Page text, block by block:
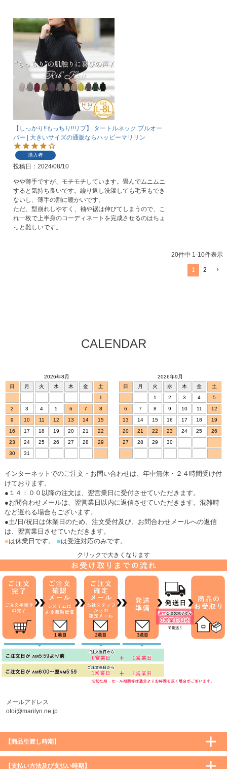
【しっかり!!もっちり!!リブ】 タートルネック プルオー
バー | 大きいサイズの通販ならハッピーマリリン
購入者
投稿日 2024/08/10
やや薄手ですが、モチモチしています。畳んでムニムニ
すると気持ち良いです。繰り返し洗濯しても毛玉もでき
ないし、薄手の割に暖かいです。
ただ、型崩れしやすく、袖や裾は伸びてしまうので、こ
れ一枚で上半身のコーディネートを完成させるのはちょ
っと難しいです。
20件中 1-10件表示
1 2
CALENDAR
2026年8月
日
月 火 水 木 金
土
1
2
3 4 5 6 7
8
9
10 11 12 13 14
15
16
17 18 19 20 21
22
23
24 25 26 27 28
29
30
31
2026年9月
日
月 火 水 木 金
土
1
2 3 4
5
6
7 8 9 10 11
12
13
14 15 16 17 18
19
20
21 22 23 24 25
26
27
28 29 30
インターネットでのご注文・お問い合わせは、年中無休・２４時間受け付
けております。
●１４：００以降の注文は、翌営業日に受付させていただきます。
●お問合わせメールは、翌営業日以内に返信させていただきます。混雑時
など遅れる場合もございます。
●土/日/祝日は休業日のため、注文受付及び、お問合わせメールへの返信
は、翌営業日させていただきます。
■は休業日です。 ■は受注対応のみです。
クリックで大きくなります
メールアドレス
otoi@marilyn.ne.jp
【商品引渡し時期】
【支払い方法及び支払い時期】